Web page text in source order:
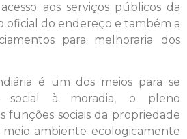
aos serviços públicos da
oficial do endereço e também a
para melhoraria dos
é um dos meios para se
social à moradia, o pleno
funções sociais da propriedade
ambiente ecologicamente